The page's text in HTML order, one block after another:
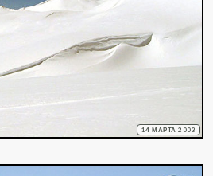
14 МАРТА 2003